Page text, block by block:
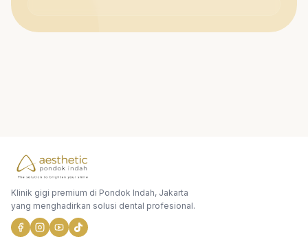
Klinik gigi premium di Pondok Indah, Jakarta
yang menghadirkan solusi dental profesional.